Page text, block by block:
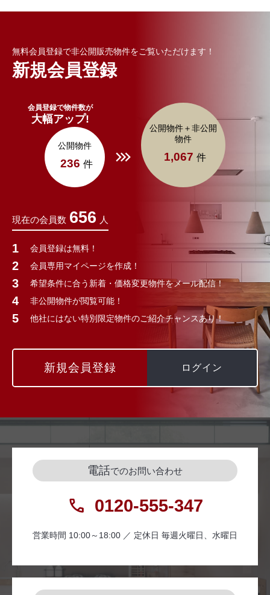
無料会員登録で非公開販売物件をご覧いただけます！
新規会員登録
会員登録で物件数が
大幅アップ!
公開物件
236 件
公開物件＋非公開
物件
1,067 件
現在の会員数 656 人
会員登録は無料！
会員専用マイページを作成！
希望条件に合う新着・価格変更物件をメール配信！
非公開物件が閲覧可能！
他社にはない特別限定物件のご紹介チャンスあり！
新規会員登録 ログイン
電話でのお問い合わせ
0120-555-347
営業時間 10:00～18:00 ／ 定休日 毎週火曜日、水曜日